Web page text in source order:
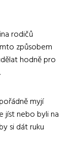
rodičů
způsobem
hodně pro
myjí
jíst nebo byli na
si dát ruku